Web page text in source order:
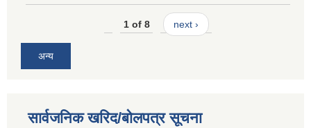
1 of 8 next ›
अन्य
सार्वजनिक खरिद/बोलपत्र सूचना